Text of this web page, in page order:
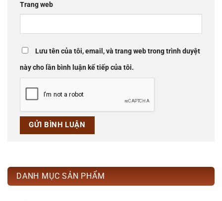
Trang web
Lưu tên của tôi, email, và trang web trong trình duyệt
này cho lần bình luận kế tiếp của tôi.
DANH MỤC SẢN PHẨM